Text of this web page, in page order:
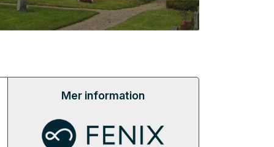
Mer information